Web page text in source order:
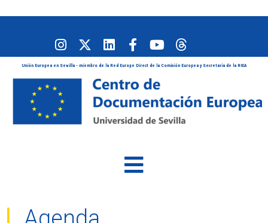
Unión Europea en Sevilla - miembro de la Red Europe Direct de la Comisión Europea y Secretaría de la RIEA